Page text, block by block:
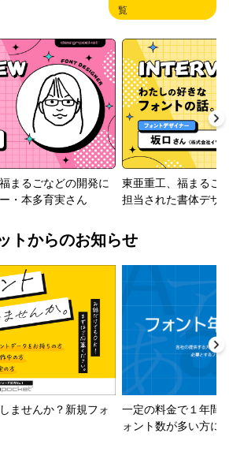
覧
まるごなどの開発に
・本多育実さん
東亜重工、福まるご
担当された書体デザ
トからのお知らせ
ませんか？新規フォ
一定の料金で１年間
ォント数が多い方に